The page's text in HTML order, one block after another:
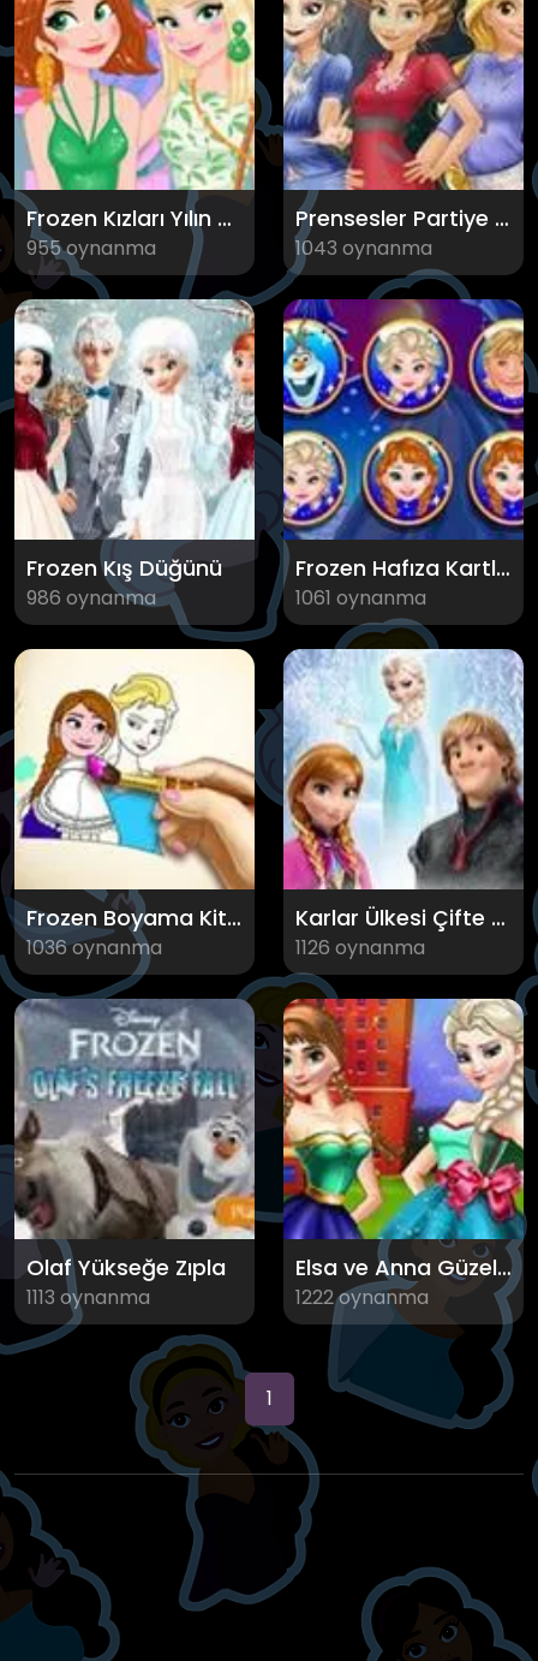
Frozen Kızları Yılın Rengi
955 oynanma
Prensesler Partiye Hazırlık
1043 oynanma
Frozen Kış Düğünü
986 oynanma
Frozen Hafıza Kartları
1061 oynanma
Frozen Boyama Kitabı
1036 oynanma
Karlar Ülkesi Çifte Bela
1126 oynanma
Olaf Yükseğe Zıpla
1113 oynanma
Elsa ve Anna Güzellik Salonunda
1222 oynanma
1